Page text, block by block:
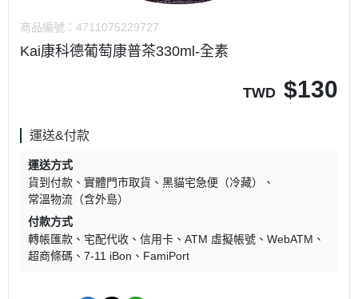
商品編號： 4711075229727
Kai康科德葡萄康普茶330ml-全素
TWD $130
運送&付款
運送方式
貨到付款
實體門市取貨
黑貓宅急便（冷藏）
常溫物流（含外島）
付款方式
轉帳匯款
宅配代收 信用卡 ATM 虛擬帳號
WebATM
超商條碼
7-11 iBon FamiPort